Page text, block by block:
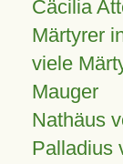
Cäcilia
Märtyrer
viele
Mauger
Nathäus
Palladius